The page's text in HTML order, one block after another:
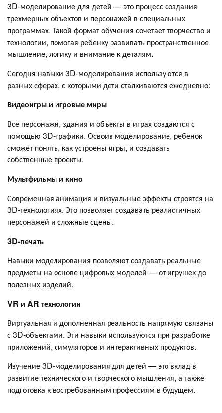
3D-моделирование для детей — это процесс создания
трехмерных объектов и персонажей в специальных
программах. Такой формат обучения сочетает творчество и
технологии, помогая ребенку развивать пространственное
мышление, логику и внимание к деталям.
Сегодня навыки 3D-моделирования используются в
разных сферах, с которыми дети сталкиваются ежедневно:
Видеоигры и игровые миры
Все персонажи, здания и объекты в играх создаются с
помощью 3D-графики. Освоив моделирование, ребенок
сможет понять, как устроены игры, и создавать
собственные проекты.
Мультфильмы и кино
Современная анимация и визуальные эффекты строятся на
3D-технологиях. Это позволяет создавать реалистичных
персонажей и сложные сцены.
3D-печать
Навыки моделирования позволяют создавать реальные
предметы на основе цифровых моделей — от игрушек до
полезных изделий.
VR и AR технологии
Виртуальная и дополненная реальность напрямую связаны
с 3D-объектами. Эти навыки используются при разработке
приложений, симуляторов и интерактивных продуктов.
Изучение 3D-моделирования для детей — это вклад в
развитие технического и творческого мышления, а также
подготовка к востребованным профессиям в будущем.